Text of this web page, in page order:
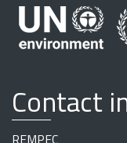
Contact
REMPEC